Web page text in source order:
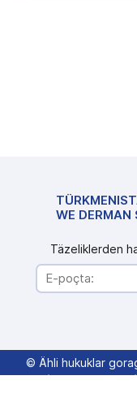
WE DERMAN
Täzeliklerden
© Ähli hukuklar
peýdalanylanda